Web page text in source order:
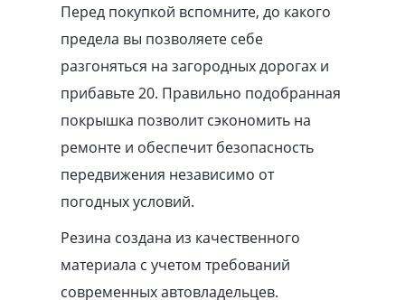
Перед покупкой вспомните, до какого
предела вы позволяете себе
разгоняться на загородных дорогах и
прибавьте 20. Правильно подобранная
покрышка позволит сэкономить на
ремонте и обеспечит безопасность
передвижения независимо от
погодных условий.
Резина создана из качественного
материала с учетом требований
современных автовладельцев.